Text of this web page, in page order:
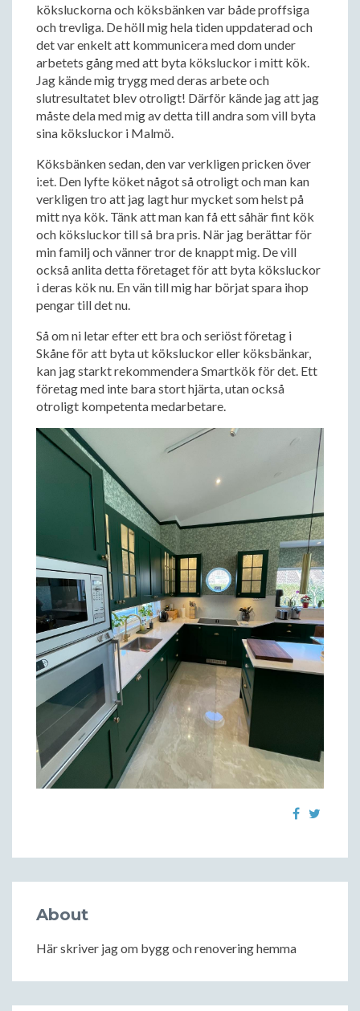
köksluckorna och köksbänken var både proffsiga
och trevliga. De höll mig hela tiden uppdaterad och
det var enkelt att kommunicera med dom under
arbetets gång med att byta köksluckor i mitt kök.
Jag kände mig trygg med deras arbete och
slutresultatet blev otroligt! Därför kände jag att jag
måste dela med mig av detta till andra som vill byta
sina köksluckor i Malmö.
Köksbänken sedan, den var verkligen pricken över
i:et. Den lyfte köket något så otroligt och man kan
verkligen tro att jag lagt hur mycket som helst på
mitt nya kök. Tänk att man kan få ett såhär fint kök
och köksluckor till så bra pris. När jag berättar för
min familj och vänner tror de knappt mig. De vill
också anlita detta företaget för att byta köksluckor
i deras kök nu. En vän till mig har börjat spara ihop
pengar till det nu.
Så om ni letar efter ett bra och seriöst företag i
Skåne för att byta ut köksluckor eller köksbänkar,
kan jag starkt rekommendera Smartkök för det. Ett
företag med inte bara stort hjärta, utan också
otroligt kompetenta medarbetare.
About
Här skriver jag om bygg och renovering hemma